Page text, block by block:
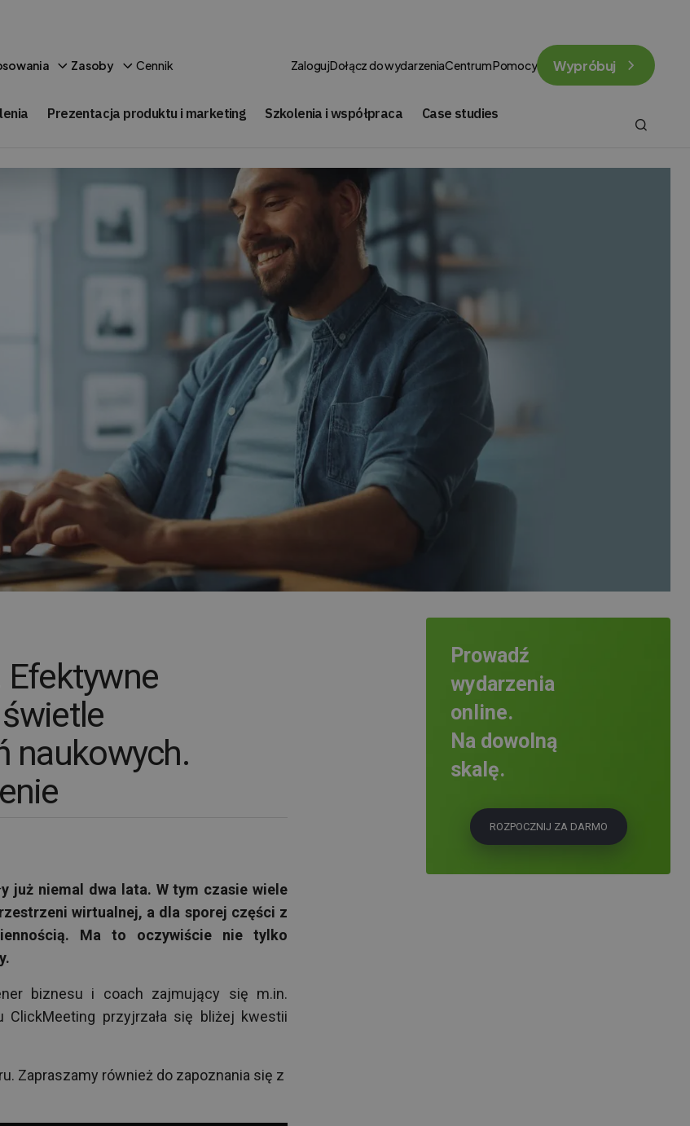
Zasoby Cennik ZalogujDołącz do wydarzeniaCentrum Pomocy Wypróbuj
Prezentacja produktu i marketing Szkolenia i współpraca
Case studies
Efektywne
naukowych.
już niemal dwa lata. W tym czasie wiele
wirtualnej, a dla sporej części z
Ma to oczywiście nie tylko
biznesu i coach zajmujący się m.in.
przyjrzała się bliżej kwestii
Zapraszamy również do zapoznania się z
Prowadź
wydarzenia
online.
Na dowolną
skalę.
ROZPOCZNIJ ZA DARMO